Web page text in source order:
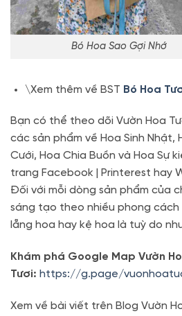
Bó Hoa Sao Gợi Nhớ
\Xem thêm về BST Bó Hoa
Bạn có thể theo dõi Vườn Hoa
các sản phẩm về Hoa Sinh Nhật,
Cưới, Hoa Chia Buồn và Hoa Sự
trang Facebook | Printerest hay
Đối với mỗi dòng sản phẩm của
sáng tạo theo nhiều phong cách
lẵng hoa hay kệ hoa là tuỳ do
Khám phá Google Map Vườn
Tươi: https://g.page/
Xem về bài viết trên Blog Vườn